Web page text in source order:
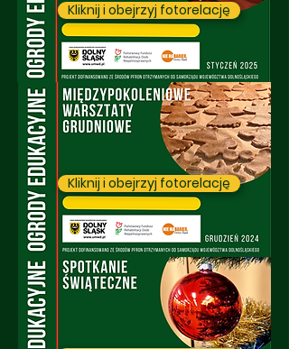
Kliknij i obejrzyj fotorelację
Kliknij i obejrzyj fotorelację